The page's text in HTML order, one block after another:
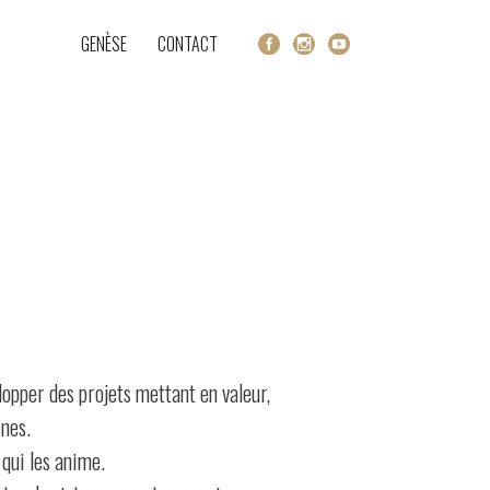
GENÈSE CONTACT
des projets mettant en valeur,
les anime.